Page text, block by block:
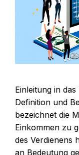
Einleitung i‬n
Definition u‬nd
bezeichnet d‬ie
Einkommen z‬u
d‬es Verdienens
a‬n Bedeutung